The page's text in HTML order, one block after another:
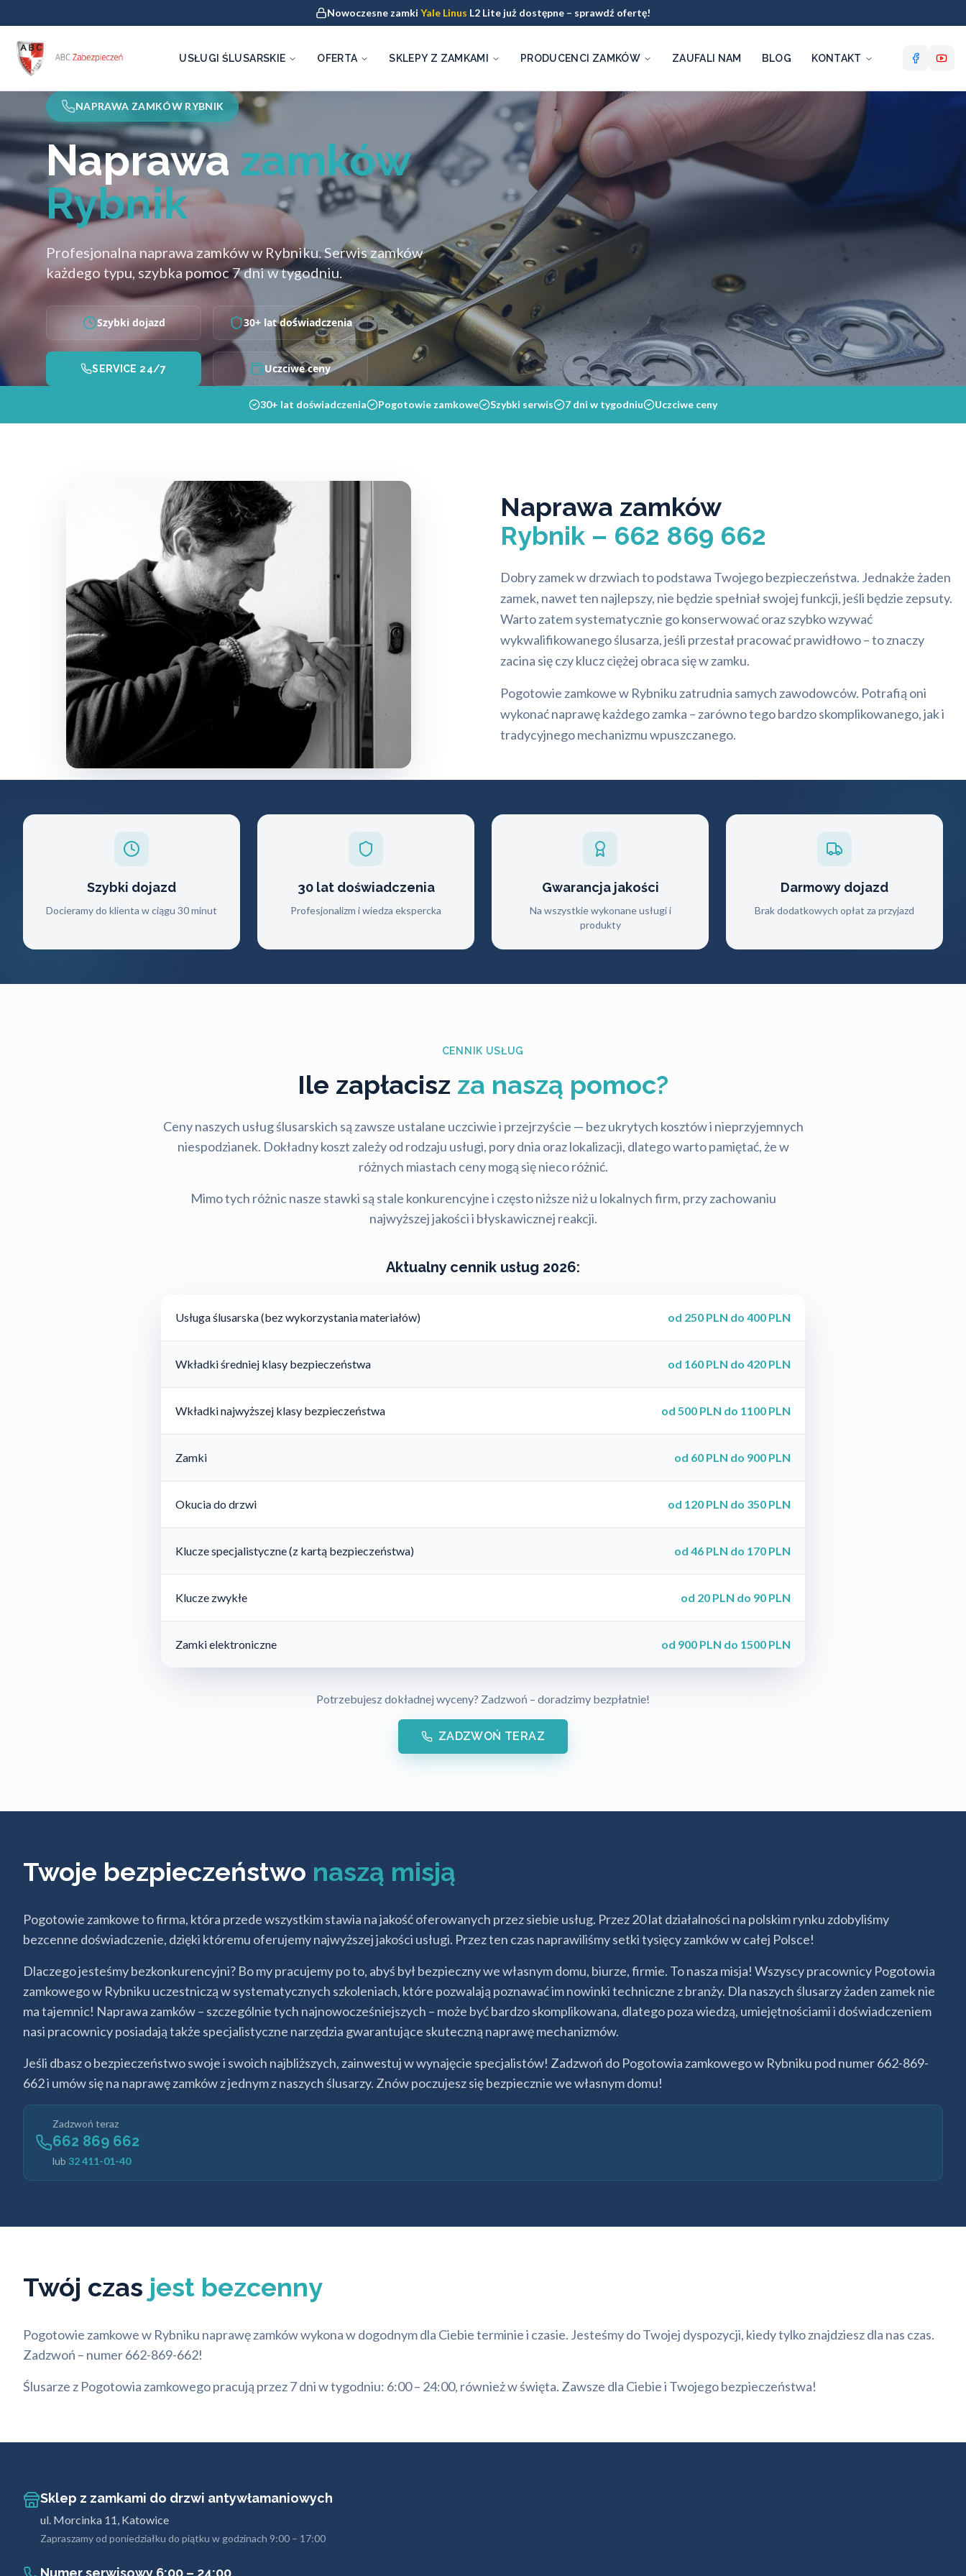
Nowoczesne zamki Yale Linus L2 Lite już dostępne – sprawdź ofertę!
USŁUGI ŚLUSARSKIE OFERTA SKLEPY Z ZAMKAMI PRODUCENCI ZAMKÓW ZAUFALI NAM BLOG KONTAKT
NAPRAWA ZAMKÓW RYBNIK
Naprawa zamków
Rybnik
Profesjonalna naprawa zamków w Rybniku. Serwis zamków
każdego typu, szybka pomoc 7 dni w tygodniu.
Szybki dojazd 30+ lat doświadczenia
SERVICE 24/7 Uczciwe ceny
30+ lat doświadczenia Pogotowie zamkowe Szybki serwis 7 dni w tygodniu Uczciwe ceny
Naprawa zamków
Rybnik – 662 869 662
Dobry zamek w drzwiach to podstawa Twojego bezpieczeństwa. Jednakże żaden
zamek, nawet ten najlepszy, nie będzie spełniał swojej funkcji, jeśli będzie zepsuty.
Warto zatem systematycznie go konserwować oraz szybko wzywać
wykwalifikowanego ślusarza, jeśli przestał pracować prawidłowo – to znaczy
zacina się czy klucz ciężej obraca się w zamku.
Pogotowie zamkowe w Rybniku zatrudnia samych zawodowców. Potrafią oni
wykonać naprawę każdego zamka – zarówno tego bardzo skomplikowanego, jak i
tradycyjnego mechanizmu wpuszczanego.
Szybki dojazd
Docieramy do klienta w ciągu 30 minut
30 lat doświadczenia
Profesjonalizm i wiedza ekspercka
Gwarancja jakości
Na wszystkie wykonane usługi i
produkty
Darmowy dojazd
Brak dodatkowych opłat za przyjazd
CENNIK USŁUG
Ile zapłacisz za naszą pomoc?
Ceny naszych usług ślusarskich są zawsze ustalane uczciwie i przejrzyście — bez ukrytych kosztów i nieprzyjemnych
niespodzianek. Dokładny koszt zależy od rodzaju usługi, pory dnia oraz lokalizacji, dlatego warto pamiętać, że w
różnych miastach ceny mogą się nieco różnić.
Mimo tych różnic nasze stawki są stale konkurencyjne i często niższe niż u lokalnych firm, przy zachowaniu
najwyższej jakości i błyskawicznej reakcji.
Aktualny cennik usług 2026:
Usługa ślusarska (bez wykorzystania materiałów) od 250 PLN do 400 PLN
Wkładki średniej klasy bezpieczeństwa od 160 PLN do 420 PLN
Wkładki najwyższej klasy bezpieczeństwa od 500 PLN do 1100 PLN
Zamki od 60 PLN do 900 PLN
Okucia do drzwi od 120 PLN do 350 PLN
Klucze specjalistyczne (z kartą bezpieczeństwa) od 46 PLN do 170 PLN
Klucze zwykłe od 20 PLN do 90 PLN
Zamki elektroniczne od 900 PLN do 1500 PLN
Potrzebujesz dokładnej wyceny? Zadzwoń – doradzimy bezpłatnie!
ZADZWOŃ TERAZ
Twoje bezpieczeństwo naszą misją
Pogotowie zamkowe to firma, która przede wszystkim stawia na jakość oferowanych przez siebie usług. Przez 20 lat działalności na polskim rynku zdobyliśmy
bezcenne doświadczenie, dzięki któremu oferujemy najwyższej jakości usługi. Przez ten czas naprawiliśmy setki tysięcy zamków w całej Polsce!
Dlaczego jesteśmy bezkonkurencyjni? Bo my pracujemy po to, abyś był bezpieczny we własnym domu, biurze, firmie. To nasza misja! Wszyscy pracownicy Pogotowia
zamkowego w Rybniku uczestniczą w systematycznych szkoleniach, które pozwalają poznawać im nowinki techniczne z branży. Dla naszych ślusarzy żaden zamek nie
ma tajemnic! Naprawa zamków – szczególnie tych najnowocześniejszych – może być bardzo skomplikowana, dlatego poza wiedzą, umiejętnościami i doświadczeniem
nasi pracownicy posiadają także specjalistyczne narzędzia gwarantujące skuteczną naprawę mechanizmów.
Jeśli dbasz o bezpieczeństwo swoje i swoich najbliższych, zainwestuj w wynajęcie specjalistów! Zadzwoń do Pogotowia zamkowego w Rybniku pod numer 662-869-
662 i umów się na naprawę zamków z jednym z naszych ślusarzy. Znów poczujesz się bezpiecznie we własnym domu!
Zadzwoń teraz
662 869 662
lub 32 411-01-40
Twój czas jest bezcenny
Pogotowie zamkowe w Rybniku naprawę zamków wykona w dogodnym dla Ciebie terminie i czasie. Jesteśmy do Twojej dyspozycji, kiedy tylko znajdziesz dla nas czas.
Zadzwoń – numer 662-869-662!
Ślusarze z Pogotowia zamkowego pracują przez 7 dni w tygodniu: 6:00 – 24:00, również w święta. Zawsze dla Ciebie i Twojego bezpieczeństwa!
Sklep z zamkami do drzwi antywłamaniowych
ul. Morcinka 11, Katowice
Zapraszamy od poniedziałku do piątku w godzinach 9:00 – 17:00
Numer serwisowy 6:00 – 24:00